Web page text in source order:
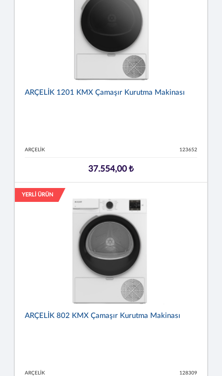
ARÇELİK 1201 KMX Çamaşır Kurutma Makinası
ARÇELİK 123652
37.554,00 ₺
YERLİ ÜRÜN
ARÇELİK 802 KMX Çamaşır Kurutma Makinası
ARÇELİK 128309